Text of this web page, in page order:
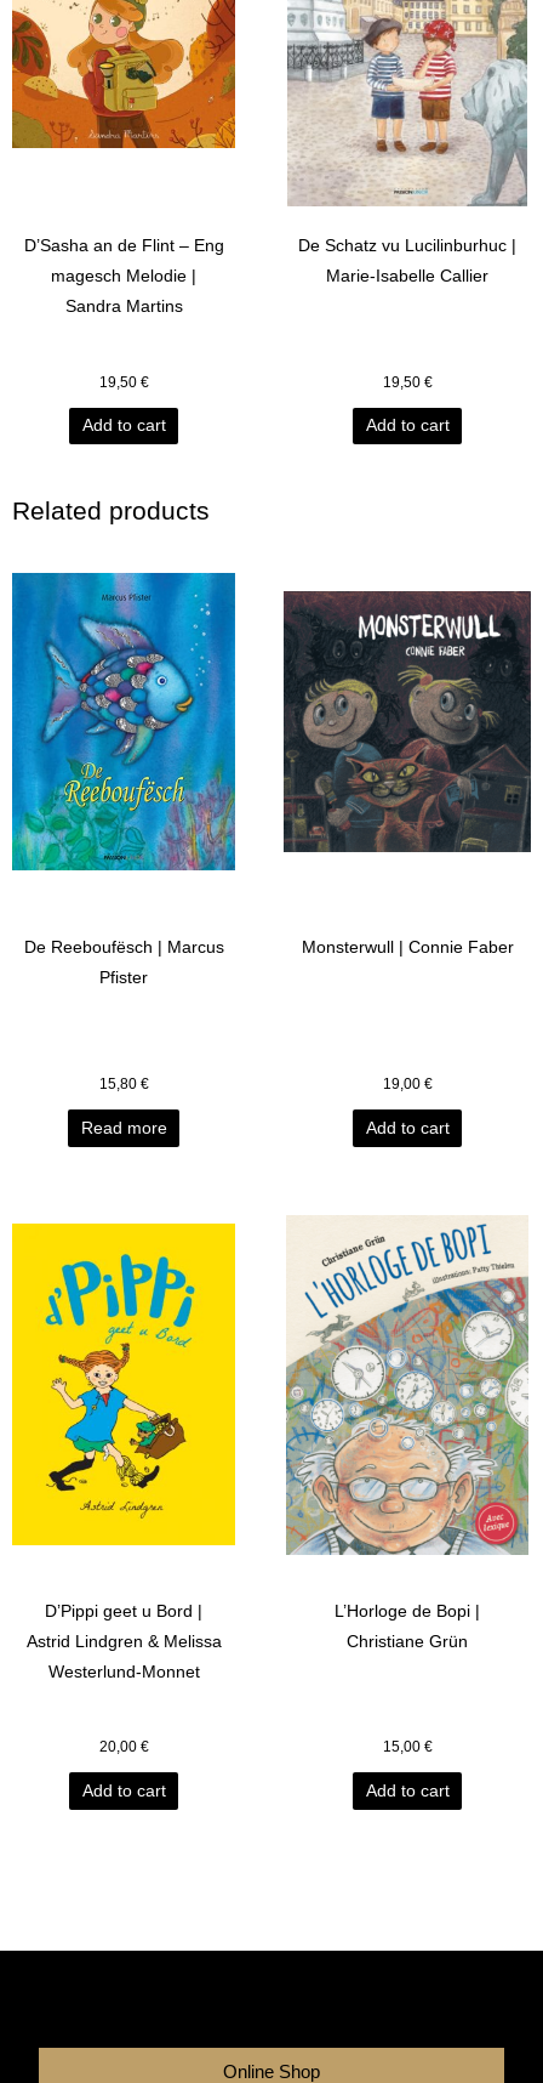
D’Sasha an de Flint – Eng
magesch Melodie |
Sandra Martins
19,50 €
Add to cart
De Schatz vu Lucilinburhuc |
Marie-Isabelle Callier
19,50 €
Add to cart
Related products
De Reeboufësch | Marcus
Pfister
15,80 €
Read more
Monsterwull | Connie Faber
19,00 €
Add to cart
D’Pippi geet u Bord |
Astrid Lindgren & Melissa
Westerlund-Monnet
20,00 €
Add to cart
L’Horloge de Bopi |
Christiane Grün
15,00 €
Add to cart
Online Shop